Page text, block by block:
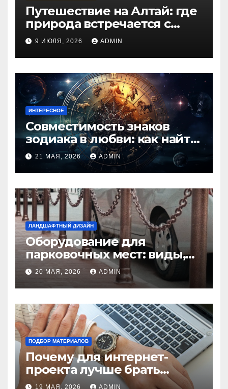
Путешествие на Алтай: где
природа встречается с
духом приключений
9 ИЮЛЯ, 2026 ADMIN
ИНТЕРЕСНОЕ
Совместимость знаков
зодиака в любви: как найти
идеальную пару и
избежать конфликтов
21 МАЯ, 2026 ADMIN
ЛАНДШАФТНЫЙ ДИЗАЙН
Оборудование для
парковочных мест: виды,
функции и нормы
установки
20 МАЯ, 2026 ADMIN
ПОДБОР МАТЕРИАЛОВ
Почему для интернет-
проекта лучше брать
отдельный сервер:
19 МАЯ, 2026 ADMIN